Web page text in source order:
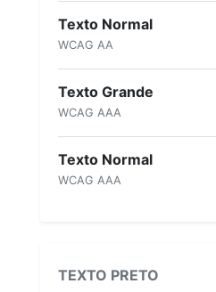
Texto Normal
WCAG AA
Texto Grande
WCAG AAA
Texto Normal
WCAG AAA
TEXTO PRETO